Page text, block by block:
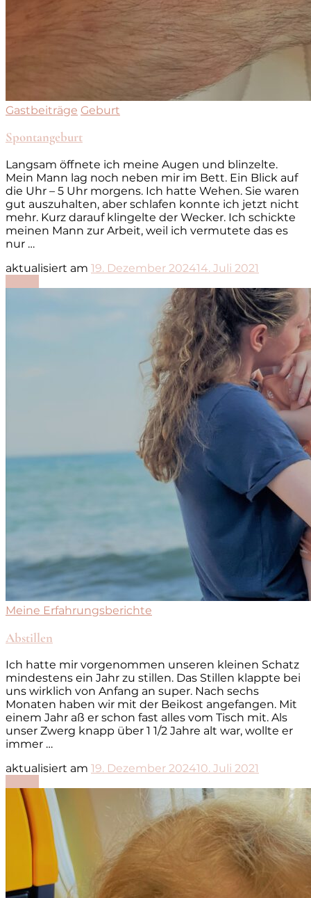
Gastbeiträge Geburt
Spontangeburt
Langsam öffnete ich meine Augen und blinzelte.
Mein Mann lag noch neben mir im Bett. Ein Blick auf
die Uhr – 5 Uhr morgens. Ich hatte Wehen. Sie waren
gut auszuhalten, aber schlafen konnte ich jetzt nicht
mehr. Kurz darauf klingelte der Wecker. Ich schickte
meinen Mann zur Arbeit, weil ich vermutete das es
nur …
aktualisiert am 19. Dezember 202414. Juli 2021
Meine Erfahrungsberichte
Abstillen
Ich hatte mir vorgenommen unseren kleinen Schatz
mindestens ein Jahr zu stillen. Das Stillen klappte bei
uns wirklich von Anfang an super. Nach sechs
Monaten haben wir mit der Beikost angefangen. Mit
einem Jahr aß er schon fast alles vom Tisch mit. Als
unser Zwerg knapp über 1 1/2 Jahre alt war, wollte er
immer …
aktualisiert am 19. Dezember 202410. Juli 2021